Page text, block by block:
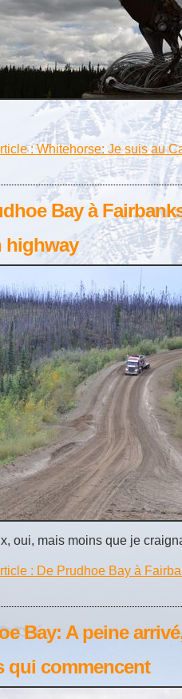
: Whitehorse: Je suis au
Bay à
highway
oui, mais moins que je
: De Prudhoe Bay à
Bay: A peine
qui commencent